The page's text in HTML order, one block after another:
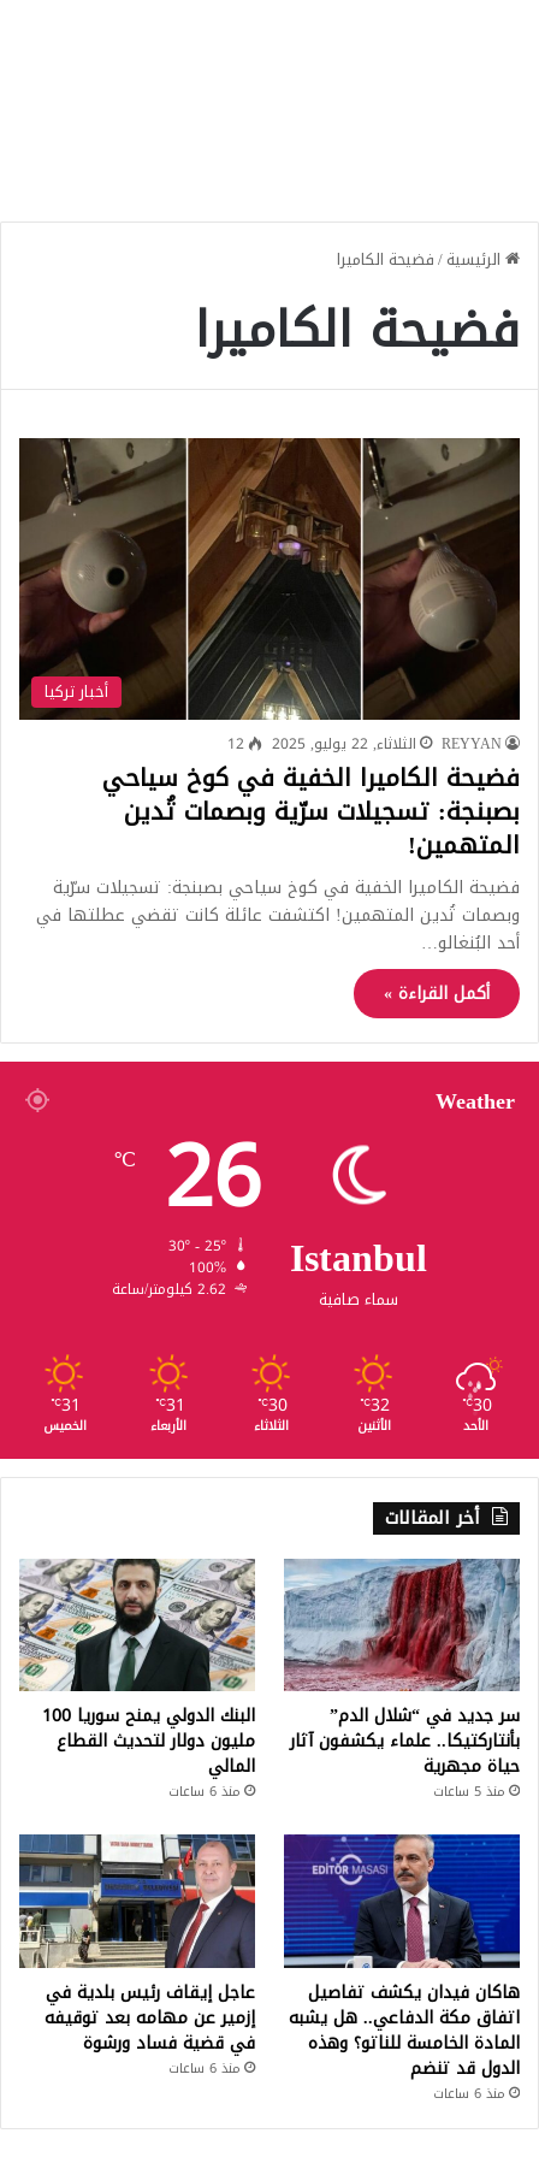
الرئيسية/فضيحة الكاميرا
فضيحة الكاميرا
أخبار تركيا
REYYAN الثلاثاء, 22 يوليو, 2025 12
فضيحة الكاميرا الخفية في كوخ سياحي
بصبنجة: تسجيلات سرّية وبصمات تُدين
المتهمين!
فضيحة الكاميرا الخفية في كوخ سياحي بصبنجة: تسجيلات سرّية
وبصمات تُدين المتهمين! اكتشفت عائلة كانت تقضي عطلتها في
أحد البُنغالو…
أكمل القراءة »
Weather
Istanbul
سماء صافية
26
℃
100%
2.62 كيلومتر/ساعة
30
℃
الأحد
32
℃
الأثنين
30
℃
الثلاثاء
31
℃
الأربعاء
31
℃
الخميس
أخر المقالات
سر جديد في “شلال الدم”
بأنتاركتيكا.. علماء يكشفون آثار
حياة مجهرية
منذ 5 ساعات
البنك الدولي يمنح سوريا 100
مليون دولار لتحديث القطاع
المالي
منذ 6 ساعات
هاكان فيدان يكشف تفاصيل
اتفاق مكة الدفاعي.. هل يشبه
المادة الخامسة للناتو؟ وهذه
الدول قد تنضم
منذ 6 ساعات
عاجل إيقاف رئيس بلدية في
إزمير عن مهامه بعد توقيفه
في قضية فساد ورشوة
منذ 6 ساعات